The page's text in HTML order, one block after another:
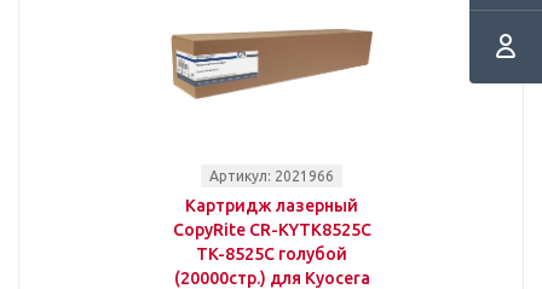
Артикул: 2021966
Картридж лазерный
CopyRite CR-KYTK8525C
TK-8525C голубой
(20000стр.) для Kyocera